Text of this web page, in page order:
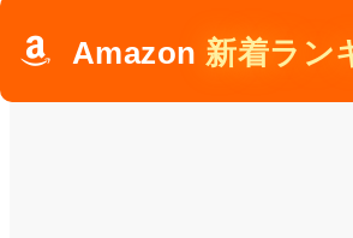
Amazon 新着ラン